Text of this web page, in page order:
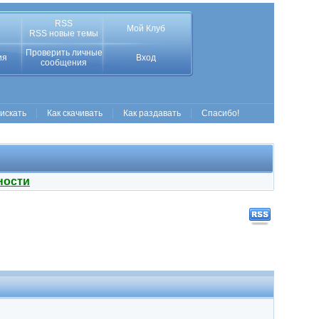
RSS
RSS новые темы
Мой Клуб
Проверить личные
сообщения
Вход
Как скачивать Как раздавать Спасибо!